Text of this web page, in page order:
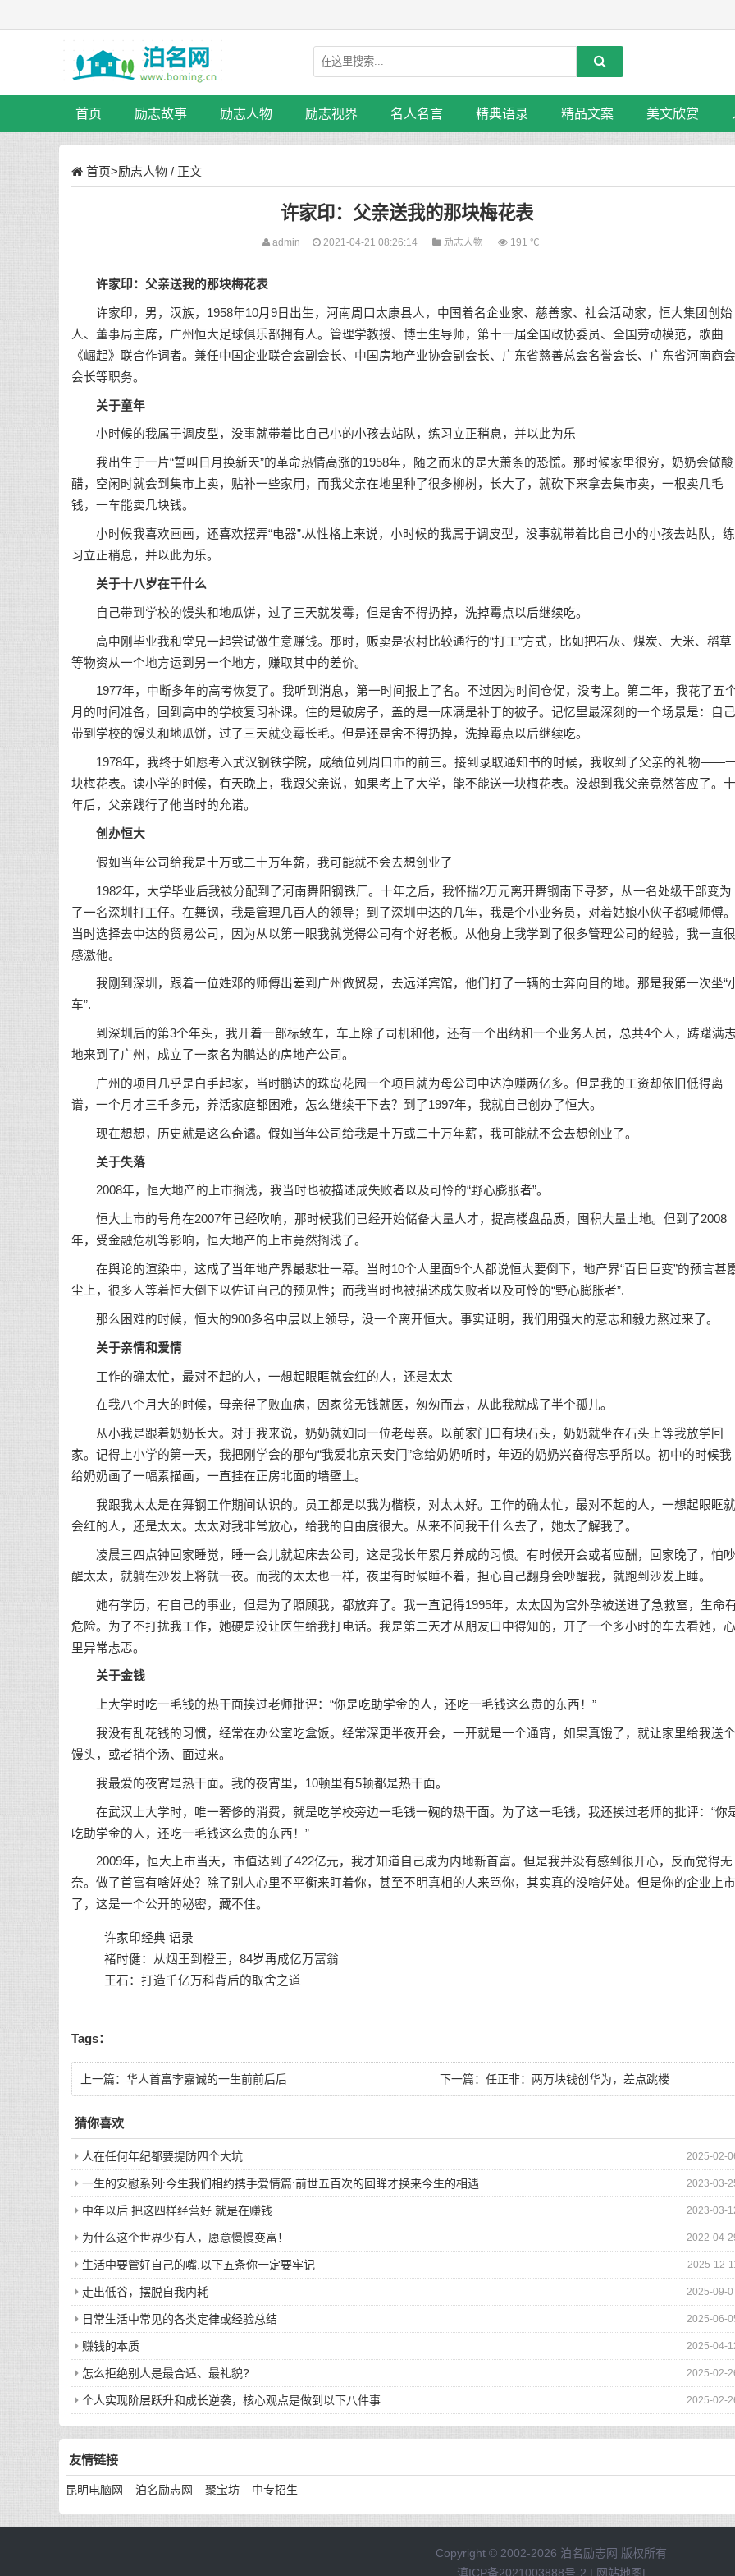
首页 励志故事 励志人物 励志视界 名人名言 精典语录 精品文案 美文欣赏
首页>励志人物 / 正文
许家印：父亲送我的那块梅花表
admin 2021-04-21 08:26:14 励志人物 191 ℃
许家印：父亲送我的那块梅花表
许家印，男，汉族，1958年10月9日出生，河南周口太康县人，中国着名企业家、慈善家、社会活动家，恒大集团创始
人、董事局主席，广州恒大足球俱乐部拥有人。管理学教授、博士生导师，第十一届全国政协委员、全国劳动模范，歌曲
《崛起》联合作词者。兼任中国企业联合会副会长、中国房地产业协会副会长、广东省慈善总会名誉会长、广东省河南商会
会长等职务。
关于童年
小时候的我属于调皮型，没事就带着比自己小的小孩去站队，练习立正稍息，并以此为乐
我出生于一片“誓叫日月换新天”的革命热情高涨的1958年，随之而来的是大萧条的恐慌。那时候家里很穷，奶奶会做酸
醋，空闲时就会到集市上卖，贴补一些家用，而我父亲在地里种了很多柳树，长大了，就砍下来拿去集市卖，一根卖几毛
钱，一车能卖几块钱。
小时候我喜欢画画，还喜欢摆弄“电器”.从性格上来说，小时候的我属于调皮型，没事就带着比自己小的小孩去站队，练
习立正稍息，并以此为乐。
关于十八岁在干什么
自己带到学校的馒头和地瓜饼，过了三天就发霉，但是舍不得扔掉，洗掉霉点以后继续吃。
高中刚毕业我和堂兄一起尝试做生意赚钱。那时，贩卖是农村比较通行的“打工”方式，比如把石灰、煤炭、大米、稻草
等物资从一个地方运到另一个地方，赚取其中的差价。
1977年，中断多年的高考恢复了。我听到消息，第一时间报上了名。不过因为时间仓促，没考上。第二年，我花了五
月的时间准备，回到高中的学校复习补课。住的是破房子，盖的是一床满是补丁的被子。记忆里最深刻的一个场景是：自己
带到学校的馒头和地瓜饼，过了三天就变霉长毛。但是还是舍不得扔掉，洗掉霉点以后继续吃。
1978年，我终于如愿考入武汉钢铁学院，成绩位列周口市的前三。接到录取通知书的时候，我收到了父亲的礼物——
块梅花表。读小学的时候，有天晚上，我跟父亲说，如果考上了大学，能不能送一块梅花表。没想到我父亲竟然答应了。十
年后，父亲践行了他当时的允诺。
创办恒大
假如当年公司给我是十万或二十万年薪，我可能就不会去想创业了
1982年，大学毕业后我被分配到了河南舞阳钢铁厂。十年之后，我怀揣2万元离开舞钢南下寻梦，从一名处级干部变为
了一名深圳打工仔。在舞钢，我是管理几百人的领导；到了深圳中达的几年，我是个小业务员，对着姑娘小伙子都喊师傅。
当时选择去中达的贸易公司，因为从以第一眼我就觉得公司有个好老板。从他身上我学到了很多管理公司的经验，我一直很
感激他。
我刚到深圳，跟着一位姓邓的师傅出差到广州做贸易，去远洋宾馆，他们打了一辆的士奔向目的地。那是我第一次坐“
车”.
到深圳后的第3个年头，我开着一部标致车，车上除了司机和他，还有一个出纳和一个业务人员，总共4个人，踌躇满
地来到了广州，成立了一家名为鹏达的房地产公司。
广州的项目几乎是白手起家，当时鹏达的珠岛花园一个项目就为母公司中达净赚两亿多。但是我的工资却依旧低得离
谱，一个月才三千多元，养活家庭都困难，怎么继续干下去？到了1997年，我就自己创办了恒大。
现在想想，历史就是这么奇谲。假如当年公司给我是十万或二十万年薪，我可能就不会去想创业了。
关于失落
2008年，恒大地产的上市搁浅，我当时也被描述成失败者以及可怜的“野心膨胀者”。
恒大上市的号角在2007年已经吹响，那时候我们已经开始储备大量人才，提高楼盘品质，囤积大量土地。但到了2008
年，受金融危机等影响，恒大地产的上市竟然搁浅了。
在舆论的渲染中，这成了当年地产界最悲壮一幕。当时10个人里面9个人都说恒大要倒下，地产界“百日巨变”的预言甚
尘上，很多人等着恒大倒下以佐证自己的预见性；而我当时也被描述成失败者以及可怜的“野心膨胀者”.
那么困难的时候，恒大的900多名中层以上领导，没一个离开恒大。事实证明，我们用强大的意志和毅力熬过来了。
关于亲情和爱情
工作的确太忙，最对不起的人，一想起眼眶就会红的人，还是太太
在我八个月大的时候，母亲得了败血病，因家贫无钱就医，匆匆而去，从此我就成了半个孤儿。
从小我是跟着奶奶长大。对于我来说，奶奶就如同一位老母亲。以前家门口有块石头，奶奶就坐在石头上等我放学回
家。记得上小学的第一天，我把刚学会的那句“我爱北京天安门”念给奶奶听时，年迈的奶奶兴奋得忘乎所以。初中的时候我
给奶奶画了一幅素描画，一直挂在正房北面的墙壁上。
我跟我太太是在舞钢工作期间认识的。员工都是以我为楷模，对太太好。工作的确太忙，最对不起的人，一想起眼眶就
会红的人，还是太太。太太对我非常放心，给我的自由度很大。从来不问我干什么去了，她太了解我了。
凌晨三四点钟回家睡觉，睡一会儿就起床去公司，这是我长年累月养成的习惯。有时候开会或者应酬，回家晚了，怕吵
醒太太，就躺在沙发上将就一夜。而我的太太也一样，夜里有时候睡不着，担心自己翻身会吵醒我，就跑到沙发上睡。
她有学历，有自己的事业，但是为了照顾我，都放弃了。我一直记得1995年，太太因为宫外孕被送进了急救室，生命
危险。为了不打扰我工作，她硬是没让医生给我打电话。我是第二天才从朋友口中得知的，开了一个多小时的车去看她，心
里异常忐忑。
关于金钱
上大学时吃一毛钱的热干面挨过老师批评：“你是吃助学金的人，还吃一毛钱这么贵的东西！”
我没有乱花钱的习惯，经常在办公室吃盒饭。经常深更半夜开会，一开就是一个通宵，如果真饿了，就让家里给我送个
馒头，或者捎个汤、面过来。
我最爱的夜宵是热干面。我的夜宵里，10顿里有5顿都是热干面。
在武汉上大学时，唯一奢侈的消费，就是吃学校旁边一毛钱一碗的热干面。为了这一毛钱，我还挨过老师的批评：“你
吃助学金的人，还吃一毛钱这么贵的东西！”
2009年，恒大上市当天，市值达到了422亿元，我才知道自己成为内地新首富。但是我并没有感到很开心，反而觉得无
奈。做了首富有啥好处？除了别人心里不平衡来盯着你，甚至不明真相的人来骂你，其实真的没啥好处。但是你的企业上市
了，这是一个公开的秘密，藏不住。
许家印经典 语录
褚时健：从烟王到橙王，84岁再成亿万富翁
王石：打造千亿万科背后的取舍之道
Tags：
上一篇： 华人首富李嘉诚的一生前前后后 下一篇：任正非：两万块钱创华为，差点跳楼
猜你喜欢
2025-02-
人在任何年纪都要提防四个大坑
2023-03-
一生的安慰系列:今生我们相约携手爱情篇:前世五百次的回眸才换来今生的相遇
2023-03-
中年以后 把这四样经营好 就是在赚钱
2022-04-
为什么这个世界少有人，愿意慢慢变富！
2025-12-
生活中要管好自己的嘴,以下五条你一定要牢记
2025-09-
走出低谷，摆脱自我内耗
2025-06-
日常生活中常见的各类定律或经验总结
2025-04-
赚钱的本质
2025-02-
怎么拒绝别人是最合适、最礼貌?
2025-02-
个人实现阶层跃升和成长逆袭，核心观点是做到以下八件事
友情链接
昆明电脑网 泊名励志网 聚宝坊 中专招生
Copyright © 2002-2026 泊名励志网 版权所有
滇ICP备2021003888号-2 | 网站地图|